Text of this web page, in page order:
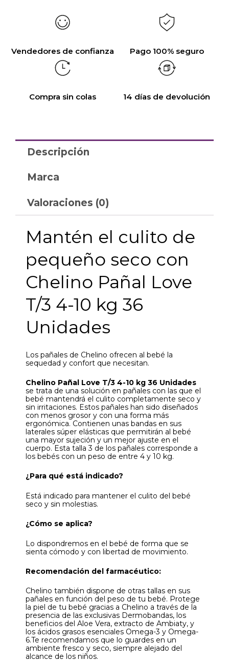
Vendedores de confianza Pago 100% seguro
Compra sin colas 14 días de devolución
Descripción
Marca
Valoraciones (0)
Mantén el culito de
pequeño seco con
Chelino Pañal Love
T/3 4-10 kg 36
Unidades
Los pañales de Chelino ofrecen al bebé la
sequedad y confort que necesitan.
Chelino Pañal Love T/3 4-10 kg 36 Unidades
se trata de una solución en pañales con las que el
bebé mantendrá el culito completamente seco y
sin irritaciones. Estos pañales han sido diseñados
con menos grosor y con una forma más
ergonómica. Contienen unas bandas en sus
laterales súper elásticas que permitirán al bebé
una mayor sujeción y un mejor ajuste en el
cuerpo. Esta talla 3 de los pañales corresponde a
los bebés con un peso de entre 4 y 10 kg.
¿Para qué está indicado?
Está indicado para mantener el culito del bebé
seco y sin molestias.
¿Cómo se aplica?
Lo dispondremos en el bebé de forma que se
sienta cómodo y con libertad de movimiento.
Recomendación del farmacéutico:
Chelino también dispone de otras tallas en sus
pañales en función del peso de tu bebé. Protege
la piel de tu bebé gracias a Chelino a través de la
presencia de las exclusivas Dermobandas, los
beneficios del Aloe Vera, extracto de Ambiaty, y
los ácidos grasos esenciales Omega-3 y Omega-
6.Te recomendamos que lo guardes en un
ambiente fresco y seco, siempre alejado del
alcance de los niños.